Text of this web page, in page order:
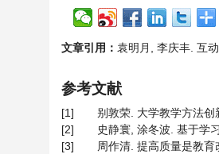
文章引用： 袁明月, 李庆丰. 互
参考文献
[1]
别敦荣. 大学教学方法
[2]
史静寰, 涂冬波. 基于学
[3]
周作清. 提高质量是教